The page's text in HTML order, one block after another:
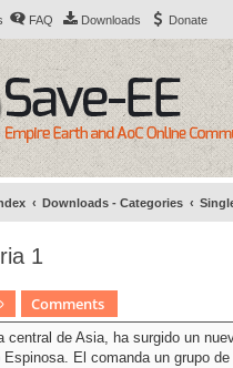
FAQ Downloads Donate
Downloads - Categories
1
Comments
central de Asia, ha surgido un
Espinosa. El comanda un grupo